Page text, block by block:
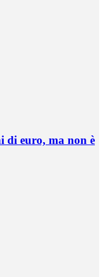
di euro, ma non è